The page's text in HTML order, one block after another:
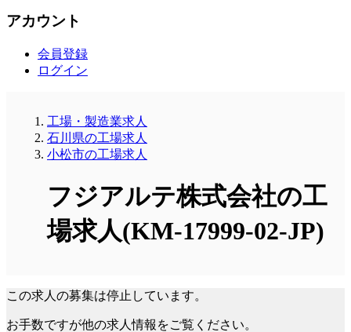
アカウント
会員登録
ログイン
工場・製造業求人
石川県の工場求人
小松市の工場求人
フジアルテ株式会社の工
場求人(KM-17999-02-JP)
この求人の募集は停止しています。
お手数ですが他の求人情報をご覧ください。